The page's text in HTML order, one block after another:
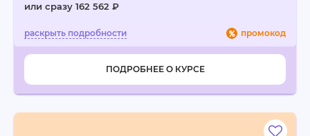
или сразу 162 562 ₽
промокод
ПОДРОБНЕЕ О КУРСЕ